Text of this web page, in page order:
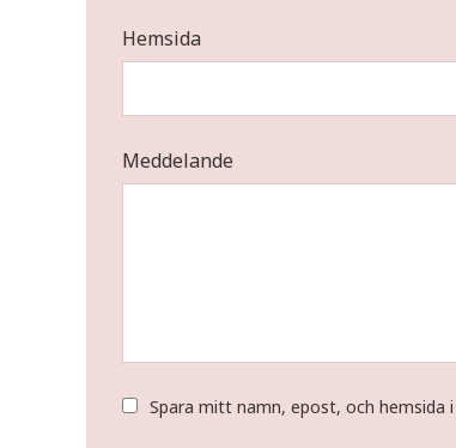
Hemsida
Meddelande
Spara mitt namn, epost, och hemsida